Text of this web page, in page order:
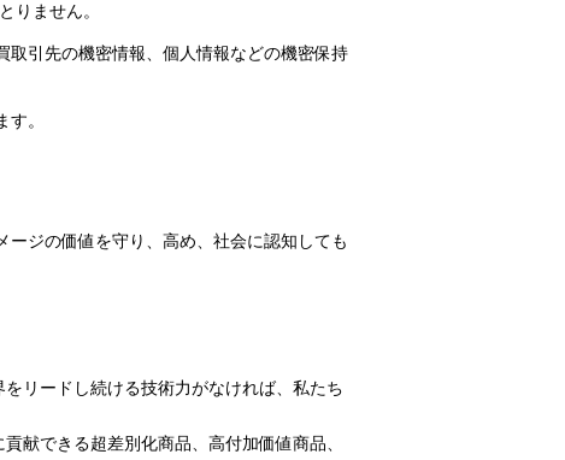
りません。
引先の機密情報、個人情報などの機密保持
。
ジの価値を守り、高め、社会に認知しても
リードし続ける技術力がなければ、私たち
献できる超差別化商品、高付加価値商品、